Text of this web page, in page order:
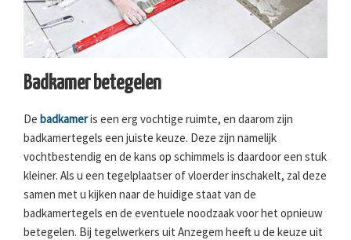
Badkamer betegelen
De badkameris een erg vochtige ruimte, en daarom zijn
badkamertegels een juiste keuze. Deze zijn namelijk
vochtbestendig en de kans op schimmels is daardoor een stuk
kleiner. Als u een tegelplaatser of vloerder inschakelt, zal deze
samen met u kijken naar de huidige staat van de
badkamertegels en de eventuele noodzaak voor het opnieuw
betegelen. Bij tegelwerkers uit Anzegem heeft u de keuze uit